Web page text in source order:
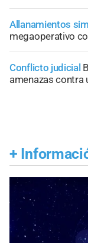
Allanamientos
megaoperativo
Conflicto judicial
amenazas contra
+